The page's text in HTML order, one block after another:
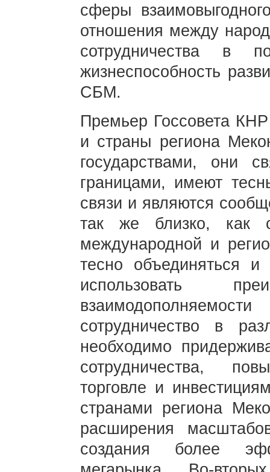
сферы
отношения между
сотрудничества в
жизнеспособность
СБМ.
Премьер Госсовета
и страны региона
государствами, они
границами, имеют
связи и являются
так же близко, как
международной и
тесно объединяться
использовать
сотрудничество в
необходимо
сотрудничества,
торговле и
странами региона
расширения
создания более